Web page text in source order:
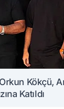
Kökçü,
Katıldı